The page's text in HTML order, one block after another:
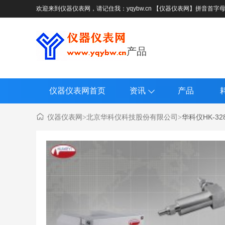
欢迎来到仪器仪表网，请记住我：yqybw.cn 【仪器仪表网】拼音首字母
产品
仪器仪表网首页 资讯 产品
仪器仪表网>北京华科仪科技股份有限公司 >华科仪HK-